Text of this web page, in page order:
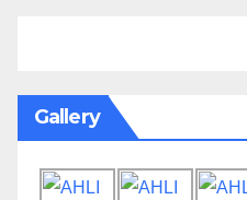
Gallery